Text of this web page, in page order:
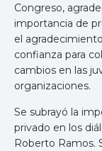
Congreso,
importancia de
el
confianza para
cambios en las
organizaciones.
Se subrayó la
privado en los
Roberto Ramos.